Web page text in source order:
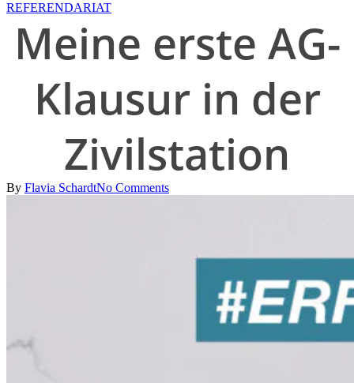
REFERENDARIAT
Meine erste AG-
Klausur in der
Zivilstation
By Flavia SchardtNo Comments